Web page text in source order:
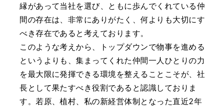
縁があって当社を選び、ともに歩んでくれている仲
間の存在は、非常にありがたく、何よりも大切にす
べき存在であると考えております。
このような考えから、トップダウンで物事を進める
というよりも、集まってくれた仲間一人ひとりの力
を最大限に発揮できる環境を整えることこそが、社
長として果たすべき役割であると認識しておりま
す。若原、植村、私の新経営体制となった直近2年